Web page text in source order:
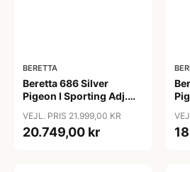
BERETTA
Beretta 686 Silver
Pigeon I Sporting Adj.
VEJL. PRIS 21.999,00 KR
20.749,00 kr